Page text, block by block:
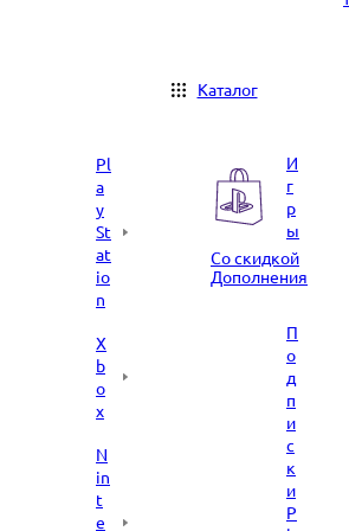
Каталог
Pl
a
y
St
at
io
n
X
b
o
x
N
in
t
e
И
г
р
ы
Со скидкой
Дополнения
П
о
д
п
и
с
к
и
P